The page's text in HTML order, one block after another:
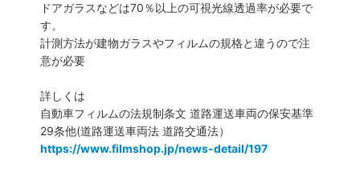
ドアガラスなどは70％以上の可視光線透過率が必要で
す。
計測方法が建物ガラスやフィルムの規格と違うので注
意が必要
詳しくは
自動車フィルムの法規制条文 道路運送車両の保安基準
29条他(道路運送車両法 道路交通法）
https://www.filmshop.jp/news-detail/197